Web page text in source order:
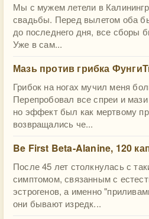
Мы с мужем летели в
свадьбы. Перед вылетом оба
до последнего дня, все сборы
Уже в сам...
Мазь против грибка
Грибок на ногах мучил меня
Перепробовал все спреи и
но эффект был как мертвому
возвращались че...
Be First Beta-Alanine, 120
После 45 лет столкнулась с
симптомом, связанным с
эстрогенов, а именно
они бывают изредк...